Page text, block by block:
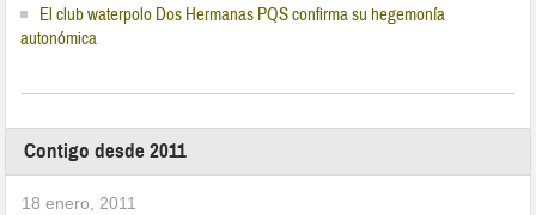
El club waterpolo Dos Hermanas PQS confirma su hegemonía
autonómica
Contigo desde 2011
18 enero, 2011